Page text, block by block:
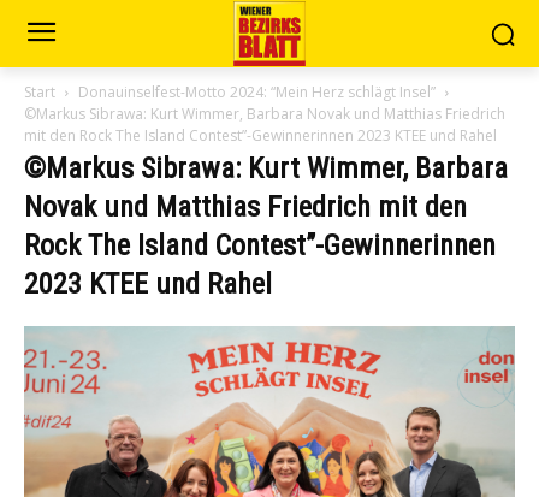
Start
Donauinselfest-Motto 2024: “Mein Herz schlägt Insel”
©Markus Sibrawa: Kurt Wimmer, Barbara Novak und Matthias Friedrich
mit den Rock The Island Contest”-Gewinnerinnen 2023 KTEE und Rahel
©Markus Sibrawa: Kurt Wimmer, Barbara
Novak und Matthias Friedrich mit den
Rock The Island Contest”-Gewinnerinnen
2023 KTEE und Rahel